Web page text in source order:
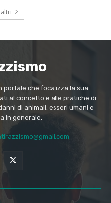
altri
portale che focalizza la sua
al concetto e alle pratiche di
di animali, esseri umani e
in generale.